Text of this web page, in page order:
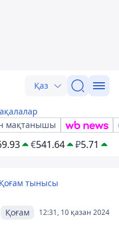
Қаз
мақтанышы
€541.64 ₽5.71
Қоғам тынысы
12:31, 10 қазан 2024
Қоғам